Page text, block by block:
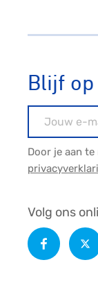
Blijf
Door je aan
Volg ons